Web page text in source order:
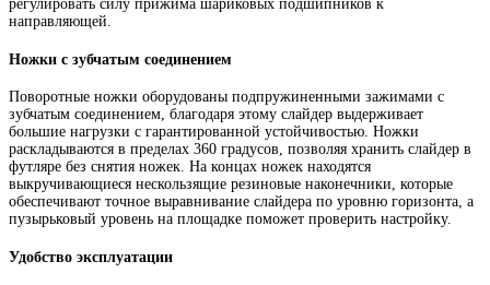
регулировать силу прижима шариковых подшипников к
направляющей.
Ножки с зубчатым соединением
Поворотные ножки оборудованы подпружиненными зажимами с
зубчатым соединением, благодаря этому слайдер выдерживает
большие нагрузки с гарантированной устойчивостью. Ножки
раскладываются в пределах 360 градусов, позволяя хранить слайдер в
футляре без снятия ножек. На концах ножек находятся
выкручивающиеся нескользящие резиновые наконечники, которые
обеспечивают точное выравнивание слайдера по уровню горизонта, а
пузырьковый уровень на площадке поможет проверить настройку.
Удобство эксплуатации